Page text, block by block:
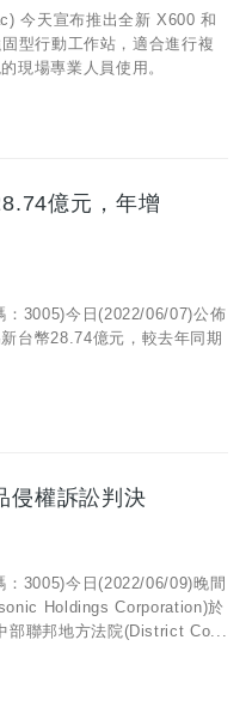
今天宣布推出全新 X600 和
型行動工作站，適合進行複
現場專業人員使用。
億元，年增
：3005)今日(2022/06/07)公佈
台幣28.74億元，較去年同期
侵權訴訟判決
3005)今日(2022/06/09)晚間
Holdings Corporation)於
部聯邦地方法院(District Co...